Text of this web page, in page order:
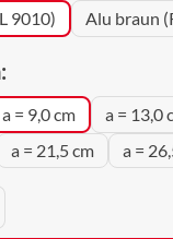
9010)
Alu braun
a = 9,0 cm
a = 13,0
a = 21,5 cm a =
Gib den